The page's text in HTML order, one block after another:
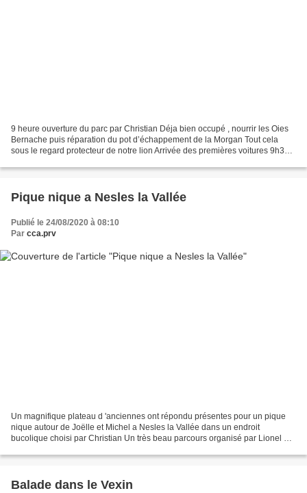
9 heure ouverture du parc par Christian Déja bien occupé , nourrir les Oies
Bernache puis réparation du pot d’échappement de la Morgan Tout cela
sous le regard protecteur de notre lion Arrivée des premières voitures 9h30
Pique nique a Nesles la Vallée
Publié le 24/08/2020 à 08:10
Par cca.prv
Un magnifique plateau d 'anciennes ont répondu présentes pour un pique
nique autour de Joëlle et Michel a Nesles la Vallée dans un endroit
bucolique choisi par Christian Un très beau parcours organisé par Lionel et
Balade dans le Vexin